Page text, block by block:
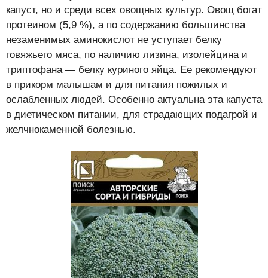
капуст, но и среди всех овощных культур. Овощ богат
протеином (5,9 %), а по содержанию большинства
незаменимых аминокислот не уступает белку
говяжьего мяса, по наличию лизина, изолейцина и
триптофана — белку куриного яйца. Ее рекомендуют
в прикорм малышам и для питания пожилых и
ослабленных людей. Особенно актуальна эта капуста
в диетическом питании, для страдающих подагрой и
желчнокаменной болезнью.